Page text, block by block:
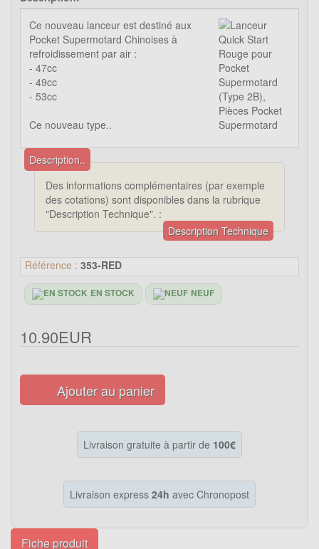
Ce nouveau lanceur est destiné aux
Pocket Supermotard Chinoises à
refroidissement par air :
- 47cc
- 49cc
- 53cc
Ce nouveau type..
Description..
Des informations complémentaires (par exemple
des cotations) sont disponibles dans la rubrique
"Description Technique". :
Description Technique
Référence : 353-RED
EN STOCK NEUF
10.90EUR
Ajouter au panier
Livraison gratuite à partir de 100€
Livraison express 24h avec Chronopost
Fiche produit